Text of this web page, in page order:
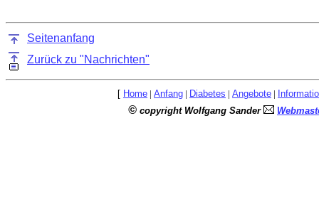
Seitenanfang
Zurück zu "Nachrichten"
[ Home | Anfang | Diabetes | Angebote |
© copyright Wolfgang Sander